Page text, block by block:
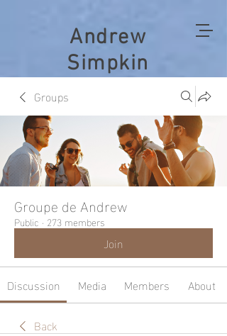
Andrew
Simpkin
Groups
Groupe de Andrew
Public · 273 members
Join
Discussion Media Members
About
Back